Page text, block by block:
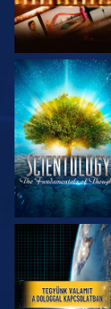
A SOROZAT
RÉSZEI
MŰSORNÉZÉS